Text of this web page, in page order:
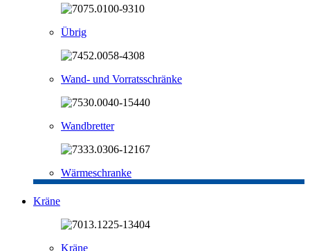
Übrig
Wand- und Vorratsschränke
Wandbretter
Wärmeschranke
Kräne
Kräne